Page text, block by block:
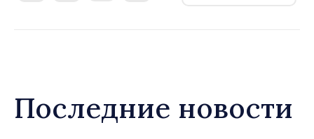
Последние новости